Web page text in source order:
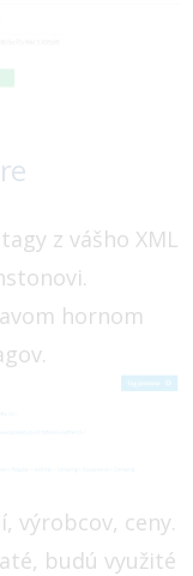
z vášho XML
hornom
výrobcov, ceny.
budú využité